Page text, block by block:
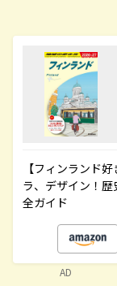
【フィンランド
ラ、デザイン！
全ガイド
AD